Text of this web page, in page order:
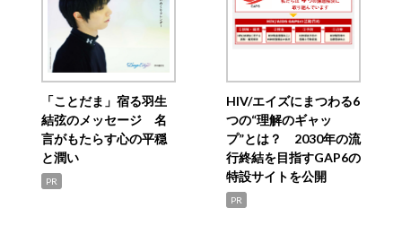
「ことだま」宿る羽生
結弦のメッセージ 名
言がもたらす心の平穏
と潤い
PR
HIV/エイズにまつわる6
つの“理解のギャッ
プ”とは？ 2030年の流
行終結を目指すGAP6の
特設サイトを公開
PR